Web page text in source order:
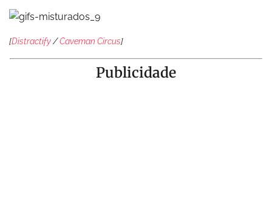
[Distractify/Caveman Circus]
Publicidade